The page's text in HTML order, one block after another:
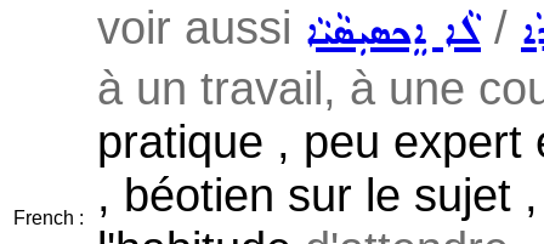
French :
voir aussi ܠܵܐ ܐܸܟܣܝܼܣܵܝܵܐ/
à un travail, à une
pratique , peu expert
, béotien sur le sujet